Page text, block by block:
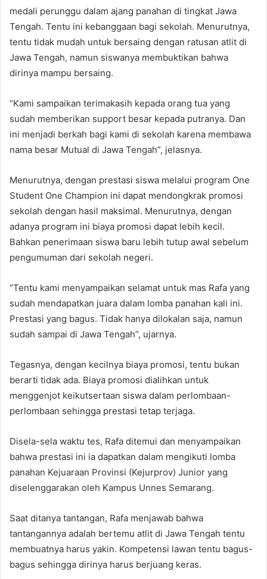
medali perunggu dalam ajang panahan di tingkat Jawa
Tengah. Tentu ini kebanggaan bagi sekolah. Menurutnya,
tentu tidak mudah untuk bersaing dengan ratusan atlit di
Jawa Tengah, namun siswanya membuktikan bahwa
dirinya mampu bersaing.
“Kami sampaikan terimakasih kepada orang tua yang
sudah memberikan support besar kepada putranya. Dan
ini menjadi berkah bagi kami di sekolah karena membawa
nama besar Mutual di Jawa Tengah”, jelasnya.
Menurutnya, dengan prestasi siswa melalui program One
Student One Champion ini dapat mendongkrak promosi
sekolah dengan hasil maksimal. Menurutnya, dengan
adanya program ini biaya promosi dapat lebih kecil.
Bahkan penerimaan siswa baru lebih tutup awal sebelum
pengumuman dari sekolah negeri.
“Tentu kami menyampaikan selamat untuk mas Rafa yang
sudah mendapatkan juara dalam lomba panahan kali ini.
Prestasi yang bagus. Tidak hanya dilokalan saja, namun
sudah sampai di Jawa Tengah”, ujarnya.
Tegasnya, dengan kecilnya biaya promosi, tentu bukan
berarti tidak ada. Biaya promosi dialihkan untuk
menggenjot keikutsertaan siswa dalam perlombaan-
perlombaan sehingga prestasi tetap terjaga.
Disela-sela waktu tes, Rafa ditemui dan menyampaikan
bahwa prestasi ini ia dapatkan dalam mengikuti lomba
panahan Kejuaraan Provinsi (Kejurprov) Junior yang
diselenggarakan oleh Kampus Unnes Semarang.
Saat ditanya tantangan, Rafa menjawab bahwa
tantangannya adalah bertemu atlit di Jawa Tengah tentu
membuatnya harus yakin. Kompetensi lawan tentu bagus-
bagus sehingga dirinya harus berjuang keras.